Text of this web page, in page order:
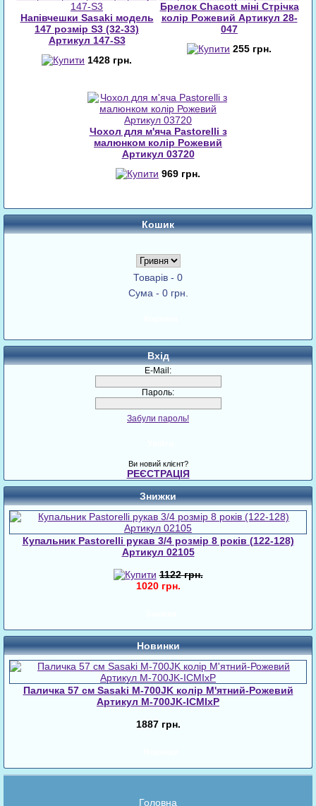
Напівчешки Sasaki модель
147 розмір S3 (32-33)
Артикул 147-S3
1428 грн.
Брелок Chacott міні Стрічка
колір Рожевий Артикул 28-
047
255 грн.
Чохол для м'яча Pastorelli з
малюнком колір Рожевий
Артикул 03720
969 грн.
Кошик
Товарів - 0
Сума - 0 грн.
Вхід
E-Mail:
Пароль:
Забули пароль!
Ви новий клієнт?
РЕЄСТРАЦІЯ
Знижки
Купальник Pastorelli рукав 3/4 розмір 8 років (122-128)
Артикул 02105
1122 грн.
1020 грн.
Новинки
Паличка 57 см Sasaki M-700JK колір М'ятний-Рожевий
Артикул M-700JK-ICMIxP
1887 грн.
Головна